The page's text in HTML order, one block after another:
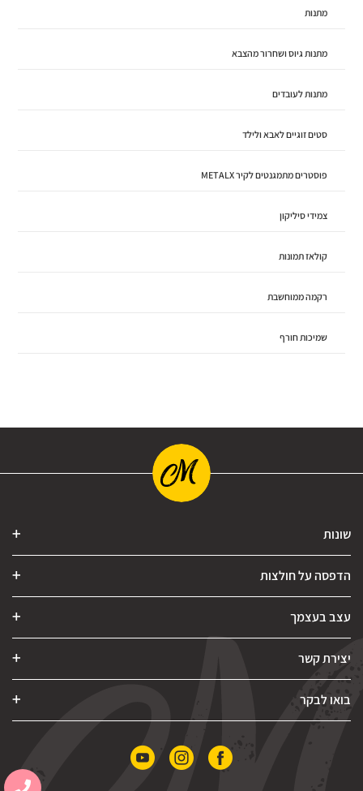
מתנות
מתנות גיוס ושחרור מהצבא
מתנות לעובדים
סטים זוגיים לאבא ולילד
פוסטרים מתמגנטים לקיר METALX
צמידי סיליקון
קולאז תמונות
רקמה ממוחשבת
שמיכות חורף
שונות
הדפסה על חולצות
עצב בעצמך
יצירת קשר
בואו לבקר